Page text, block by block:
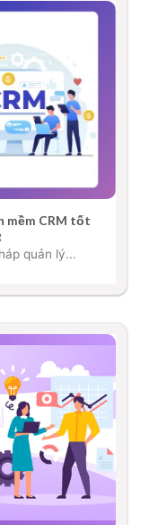
mềm CRM tốt
quản lý...